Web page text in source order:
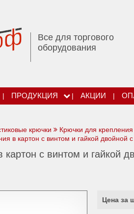
Все для торгового
оборудования
| ПРОДУКЦИЯ | АКЦИИ |
крючки
Крючки для
в картон с винтом и гайкой
картон с винтом и гайкой
Цена за